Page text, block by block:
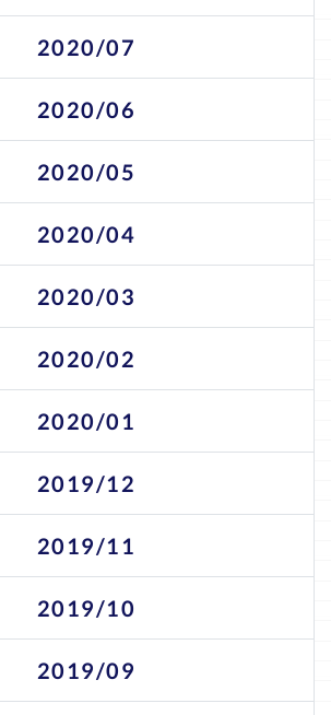
2020/07
2020/06
2020/05
2020/04
2020/03
2020/02
2020/01
2019/12
2019/11
2019/10
2019/09